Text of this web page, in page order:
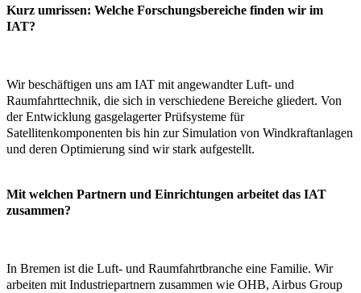
Kurz umrissen: Welche Forschungsbereiche finden wir im
IAT?
Wir beschäftigen uns am IAT mit angewandter Luft- und
Raumfahrttechnik, die sich in verschiedene Bereiche gliedert. Von
der Entwicklung gasgelagerter Prüfsysteme für
Satellitenkomponenten bis hin zur Simulation von Windkraftanlagen
und deren Optimierung sind wir stark aufgestellt.
Mit welchen Partnern und Einrichtungen arbeitet das IAT
zusammen?
In Bremen ist die Luft- und Raumfahrtbranche eine Familie. Wir
arbeiten mit Industriepartnern zusammen wie OHB, Airbus Group